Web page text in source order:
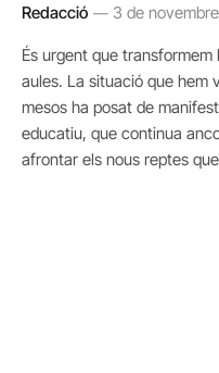
Redacció 3 de
És urgent que transformem
aules. La situació que hem
mesos ha posat de
educatiu, que continua
afrontar els nous reptes